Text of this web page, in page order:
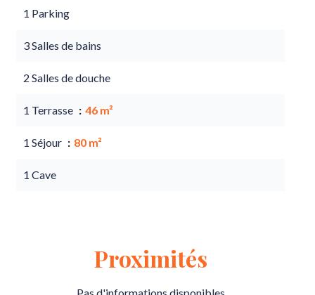
1 Parking
3 Salles de bains
2 Salles de douche
1 Terrasse 46 m²
1 Séjour 80 m²
1 Cave
Proximités